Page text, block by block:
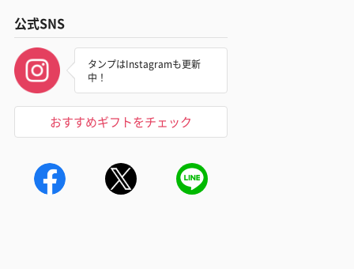
公式SNS
タンプはInstagramも更新
中！
おすすめギフトをチェック